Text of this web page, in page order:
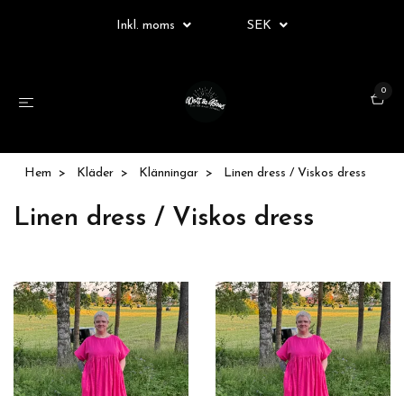
Inkl. moms SEK
0
Hem Kläder Klänningar Linen dress / Viskos dress
Linen dress / Viskos dress